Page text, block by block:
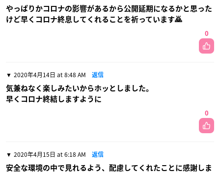
やっぱりかコロナの影響があるから公開延期になるかと思った
けど早くコロナ終息してくれることを祈っています🙇
0
2020年4月14日 at 8:48 AM 返信
気兼ねなく楽しみたいからホッとしました。
早くコロナ終結しますように
0
2020年4月15日 at 6:18 AM 返信
安全な環境の中で見れるよう、配慮してくれたことに感謝しま